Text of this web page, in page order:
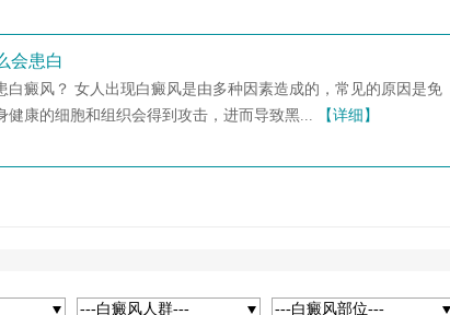
会患白
白癜风？ 女人出现白癜风是由多种因素造成的，常见的原因是免
康的细胞和组织会得到攻击，进而导致黑...
【详细】
---白癜风人群--- ---白癜风部位---